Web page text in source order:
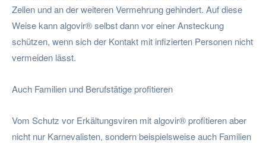
Zellen und an der weiteren Vermehrung gehindert. Auf diese
Weise kann algovir® selbst dann vor einer Ansteckung
schützen, wenn sich der Kontakt mit infizierten Personen nicht
vermeiden lässt.
Auch Familien und Berufstätige profitieren
Vom Schutz vor Erkältungsviren mit algovir® profitieren aber
nicht nur Karnevalisten, sondern beispielsweise auch Familien